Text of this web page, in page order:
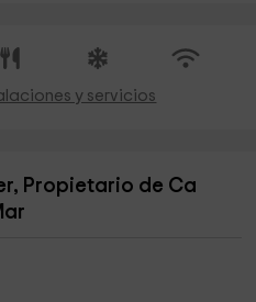
y servicios
Propietario de Ca